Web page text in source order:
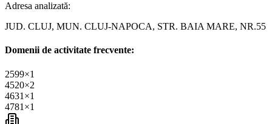
Adresa analizată:
JUD. CLUJ, MUN. CLUJ-NAPOCA, STR. BAIA MARE, NR.55
Domenii de activitate frecvente:
2599×1
4520×2
4631 ×1
4781 ×1